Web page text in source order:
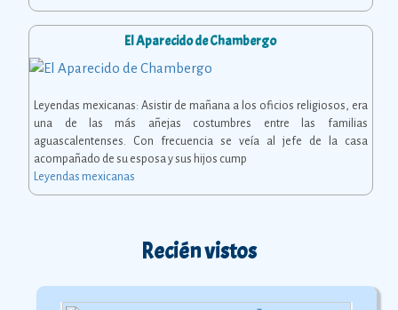
El Aparecido de Chambergo
Leyendas mexicanas: Asistir de mañana a los oficios religiosos, era
una de las más añejas costumbres entre las familias
aguascalentenses. Con frecuencia se veía al jefe de la casa
acompañado de su esposa y sus hijos cump
Leyendas mexicanas
Recién vistos